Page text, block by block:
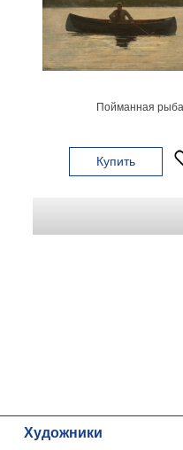
Пойманная рыба
Купить
Художники